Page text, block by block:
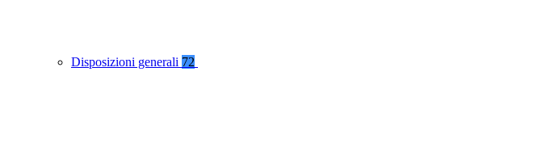
Disposizioni generali 72